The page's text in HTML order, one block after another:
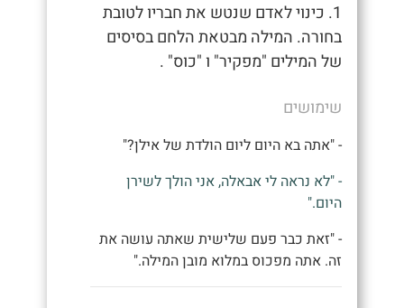
1. כינוי לאדם שנטש את חבריו לטובת
בחורה. המילה מבטאת הלחם בסיסים
של המילים "מפקיר" ו "כוס" .
שימושים
- "אתה בא היום ליום הולדת של אילן?"
- "לא נראה לי אבאלה, אני הולך לשירן
היום."
- "זאת כבר פעם שלישית שאתה עושה את
זה. אתה מפכוס במלוא מובן המילה."